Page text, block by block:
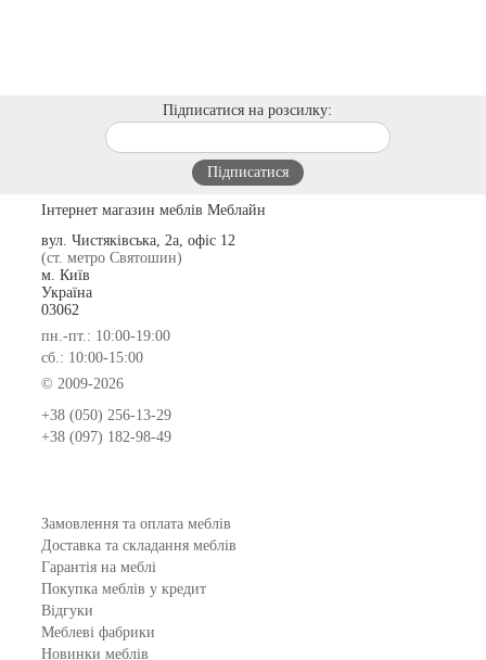
Підписатися на розсилку:
Інтернет магазин меблів Меблайн
вул. Чистяківська, 2а, офіс 12
(ст. метро Святошин)
м. Київ
Україна
03062
пн.-пт.: 10:00-19:00
сб.: 10:00-15:00
© 2009-2026
+38 (050) 256-13-29
+38 (097) 182-98-49
Замовлення та оплата меблів
Доставка та складання меблів
Гарантія на меблі
Покупка меблів у кредит
Відгуки
Меблеві фабрики
Новинки меблів